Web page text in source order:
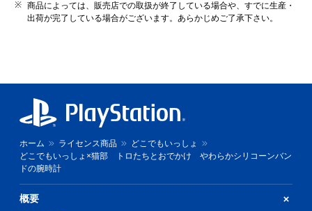
商品によっては、販売店での取扱が終了している場合や、すでに生産・
出荷が完了している場合がございます。あらかじめご了承下さい。
ホーム ライセンス商品
どこでもいっしょ
どこでもいっしょ×猫部 トロたちとおでかけ やわらかシリコーンバン
ドの腕時計
概要